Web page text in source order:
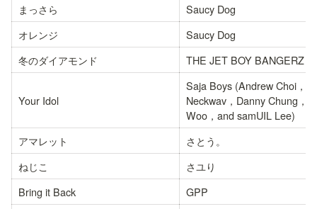
まっさら
Saucy Dog
オレンジ
Saucy Dog
冬のダイアモンド
THE JET BOY BANGERZ
Your Idol
Saja Boys (Andrew Choi，
Neckwav，Danny Chung，
Woo，and samUIL Lee)
アマレット
さとう。
ねじこ
さユり
Bring it Back
GPP